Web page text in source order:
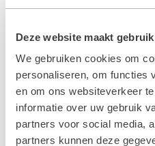
Deze website maakt
We gebruiken cookies om
personaliseren, om functies
en om ons websiteverkeer
informatie over uw gebruik
partners voor social media,
partners kunnen deze
manier te mogen
hierover van
Het is een project dat
kan rekenen. De aftrap
grote belangstelling
Weldadigheid en